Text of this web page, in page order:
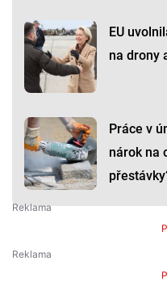
EU
na drony
Práce v
nárok na